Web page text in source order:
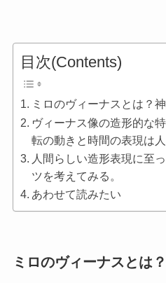
目次(Contents)
ミロのヴィーナスとは？
ヴィーナス像の造形的な
転の動きと時間の表現は
人間らしい造形表現に至
ツを考えてみる。
あわせて読みたい
ミロのヴィーナスとは